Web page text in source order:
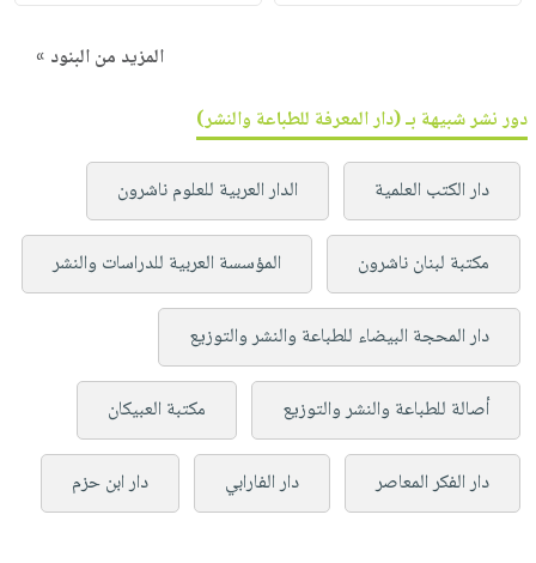
المزيد من البنود »
دور نشر شبيهة بـ (دار المعرفة للطباعة والنشر)
دار الكتب العلمية الدار العربية للعلوم ناشرون
مكتبة لبنان ناشرون المؤسسة العربية للدراسات والنشر
دار المحجة البيضاء للطباعة والنشر والتوزيع
أصالة للطباعة والنشر والتوزيع مكتبة العبيكان
دار الفكر المعاصر دار الفارابي دار ابن حزم